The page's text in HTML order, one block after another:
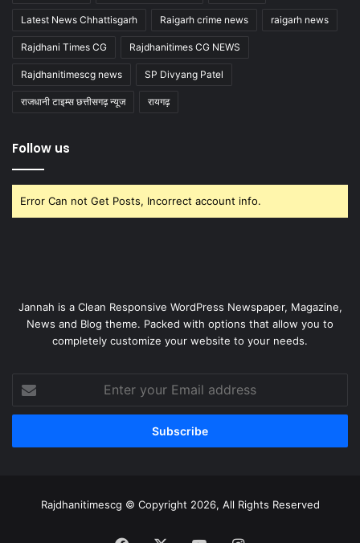
Latest News Chhattisgarh Raigarh crime news raigarh news
Rajdhani Times CG Rajdhanitimes CG NEWS
Rajdhanitimescg news SP Divyang Patel
राजधानी टाइम्स छत्तीसगढ़ न्यूज रायगढ़
Follow us
Error Can not Get Posts, Incorrect account info.
Jannah is a Clean Responsive WordPress Newspaper, Magazine,
News and Blog theme. Packed with options that allow you to
completely customize your website to your needs.
your
Email
Rajdhanitimescg © Copyright 2026, All Rights Reserved